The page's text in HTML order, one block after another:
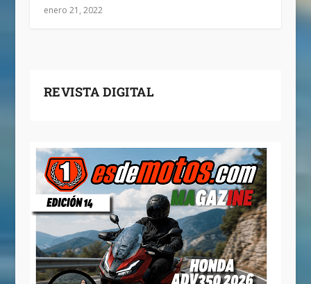
enero 21, 2022
REVISTA DIGITAL